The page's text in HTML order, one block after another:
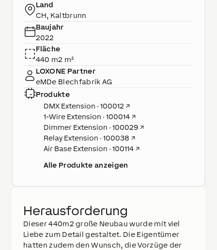
Herausforderung
Dieser 440m2 große Neubau wurde mit viel
Liebe zum Detail gestaltet. Die Eigentümer
hatten zudem den Wunsch, die Vorzüge der
Land
CH, Kaltbrunn
Baujahr
2022
Fläche
440 m2 m²
LOXONE Partner
eMDe Blechfabrik AG
Produkte
DMX Extension · 100012 ↗
1-Wire Extension · 100014↗
Dimmer Extension · 100029↗
Relay Extension · 100038 ↗
Air Base Extension · 100114↗
Alle Produkte anzeigen